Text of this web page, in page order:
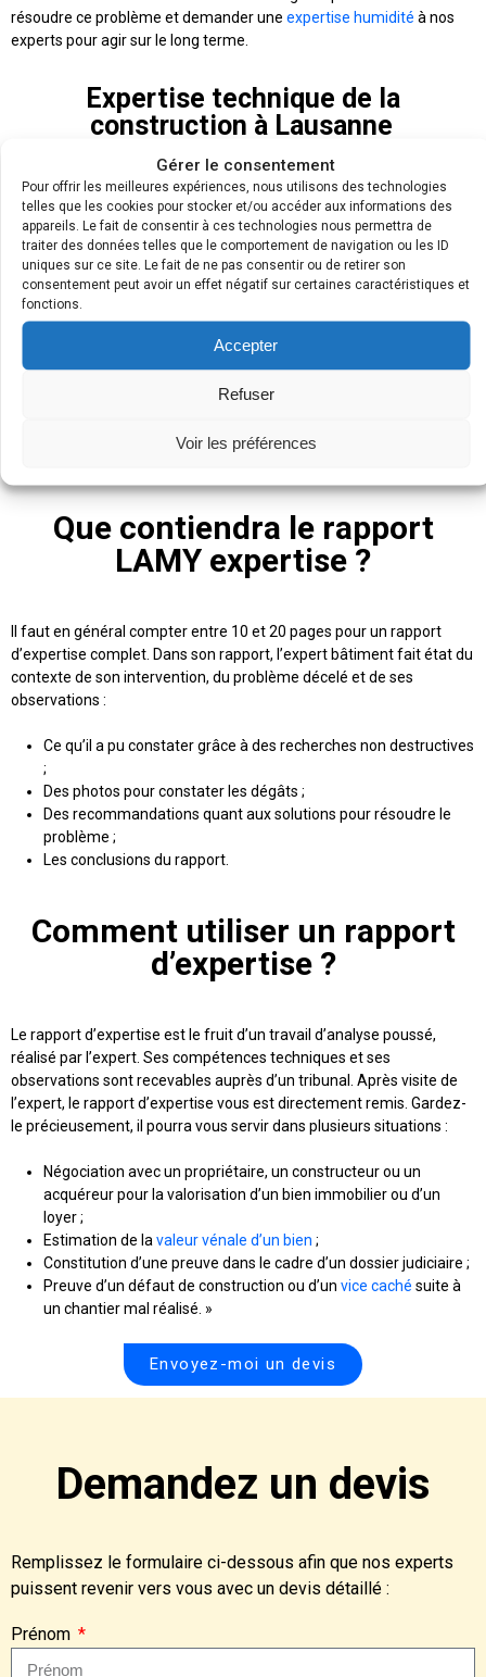
Gérer le consentement
Pour offrir les meilleures expériences, nous utilisons des technologies
telles que les cookies pour stocker et/ou accéder aux informations des
appareils. Le fait de consentir à ces technologies nous permettra de
traiter des données telles que le comportement de navigation ou les ID
uniques sur ce site. Le fait de ne pas consentir ou de retirer son
consentement peut avoir un effet négatif sur certaines caractéristiques et
fonctions.
Accepter
Refuser
Voir les préférences
résoudre ce problème et demander une expertise humidité à nos
experts pour agir sur le long terme.
Expertise technique de la
construction à Lausanne
Si vous avez récemment été victime d’un sinistre ou d’une
catastrophe naturelle (inondations, incendie, tempête,
éboulements), il est possible que votre logement ait subi de
nombreux dégâts. Vous avez d’ailleurs noté des signes qui ne
trompent pas : infiltrations d’eau de pluie dans le vide sanitaire
fissuration des murs
, tâches au plafond…
Au moindre doute, contactez-nous pour avoir l’avis d’un
professionnel qualifié. Avec uneexpertise technique de la
construction
dégâts et évaluer les coûts de réparation. Plus que des techniciens,
administratif et vous aident à réaliser vos démarches, comme
refus de prise en charge de votre assurance
Que contiendra le rapport
LAMY expertise ?
Il faut en général compter entre 10 et 20 pages pour un rapport
d’expertise complet. Dans son rapport, l’expert bâtiment fait état du
contexte de son intervention, du problème décelé et de ses
observations :
Ce qu’il a pu constater grâce à des recherches non destructives
;
Des photos pour constater les dégâts ;
Des recommandations quant aux solutions pour résoudre le
problème ;
Les conclusions du rapport.
Comment utiliser un rapport
d’expertise ?
Le rapport d’expertise est le fruit d’un travail d’analyse poussé,
réalisé par l’expert. Ses compétences techniques et ses
observations sont recevables auprès d’un tribunal. Après visite de
l’expert, le rapport d’expertise vous est directement remis. Gardez-
le précieusement, il pourra vous servir dans plusieurs situations :
Négociation avec un propriétaire, un constructeur ou un
acquéreur pour la valorisation d’un bien immobilier ou d’un
loyer ;
Estimation de la valeur vénale d’un bien ;
Constitution d’une preuve dans le cadre d’un dossier judiciaire ;
Preuve d’un défaut de construction ou d’un vice caché suite à
un chantier mal réalisé. »
Envoyez-moi un devis
Demandez un devis
Remplissez le formulaire ci-dessous afin que nos experts
puissent revenir vers vous avec un devis détaillé :
Prénom